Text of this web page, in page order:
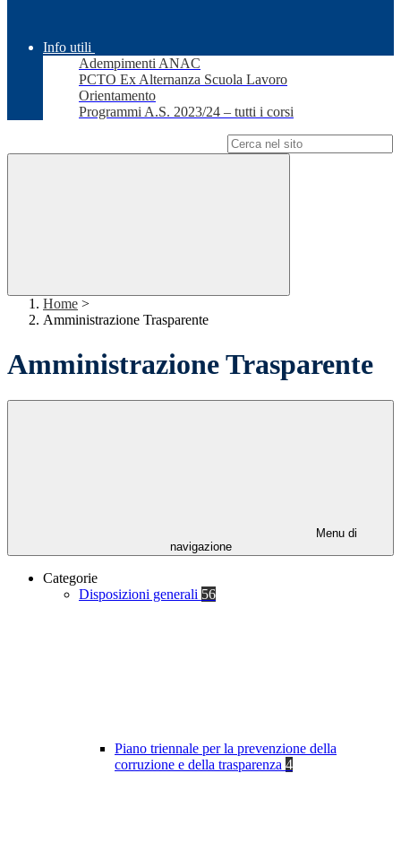
Info utili
Adempimenti ANAC
PCTO Ex Alternanza Scuola Lavoro
Orientamento
Programmi A.S. 2023/24 – tutti i corsi
Home >
Amministrazione Trasparente
Amministrazione Trasparente
Menu di
navigazione
Categorie
Disposizioni generali 56
Piano triennale per la prevenzione della
corruzione e della trasparenza 4